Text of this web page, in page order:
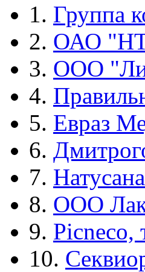
1. Группа
2. ОАО
3. ООО
4.
5. Евраз
6.
7.
8. ООО
9. Picneco,
10.